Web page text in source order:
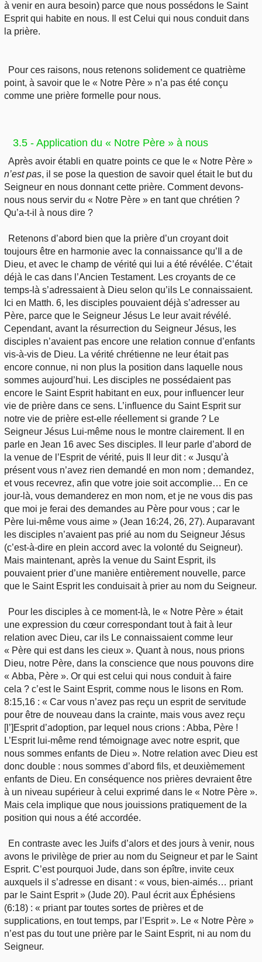
à venir en aura besoin) parce que nous possédons le Saint
Esprit qui habite en nous. Il est Celui qui nous conduit dans
la prière.
Pour ces raisons, nous retenons solidement ce quatrième
point, à savoir que le « Notre Père » n’a pas été conçu
comme une prière formelle pour nous.
3.5 - Application du « Notre Père » à nous
Après avoir établi en quatre points ce que le « Notre Père »
n’est pas, il se pose la question de savoir quel était le but du
Seigneur en nous donnant cette prière. Comment devons-
nous nous servir du « Notre Père » en tant que chrétien ?
Qu’a-t-il à nous dire ?
Retenons d’abord bien que la prière d’un croyant doit
toujours être en harmonie avec la connaissance qu’Il a de
Dieu, et avec le champ de vérité qui lui a été révélée. C’était
déjà le cas dans l’Ancien Testament. Les croyants de ce
temps-là s’adressaient à Dieu selon qu’ils Le connaissaient.
Ici en Matth. 6, les disciples pouvaient déjà s’adresser au
Père, parce que le Seigneur Jésus Le leur avait révélé.
Cependant, avant la résurrection du Seigneur Jésus, les
disciples n’avaient pas encore une relation connue d’enfants
vis-à-vis de Dieu. La vérité chrétienne ne leur était pas
encore connue, ni non plus la position dans laquelle nous
sommes aujourd’hui. Les disciples ne possédaient pas
encore le Saint Esprit habitant en eux, pour influencer leur
vie de prière dans ce sens. L’influence du Saint Esprit sur
notre vie de prière est-elle réellement si grande ? Le
Seigneur Jésus Lui-même nous le montre clairement. Il en
parle en Jean 16 avec Ses disciples. Il leur parle d’abord de
la venue de l’Esprit de vérité, puis Il leur dit : « Jusqu’à
présent vous n’avez rien demandé en mon nom ; demandez,
et vous recevrez, afin que votre joie soit accomplie… En ce
jour-là, vous demanderez en mon nom, et je ne vous dis pas
que moi je ferai des demandes au Père pour vous ; car le
Père lui-même vous aime » (Jean 16:24, 26, 27). Auparavant
les disciples n’avaient pas prié au nom du Seigneur Jésus
(c’est-à-dire en plein accord avec la volonté du Seigneur).
Mais maintenant, après la venue du Saint Esprit, ils
pouvaient prier d’une manière entièrement nouvelle, parce
que le Saint Esprit les conduisait à prier au nom du Seigneur.
Pour les disciples à ce moment-là, le « Notre Père » était
une expression du cœur correspondant tout à fait à leur
relation avec Dieu, car ils Le connaissaient comme leur
« Père qui est dans les cieux ». Quant à nous, nous prions
Dieu, notre Père, dans la conscience que nous pouvons dire
« Abba, Père ». Or qui est celui qui nous conduit à faire
cela ? c’est le Saint Esprit, comme nous le lisons en Rom.
8:15,16 : « Car vous n’avez pas reçu un esprit de servitude
pour être de nouveau dans la crainte, mais vous avez reçu
[l’]Esprit d’adoption, par lequel nous crions : Abba, Père !
L’Esprit lui-même rend témoignage avec notre esprit, que
nous sommes enfants de Dieu ». Notre relation avec Dieu est
donc double : nous sommes d’abord fils, et deuxièmement
enfants de Dieu. En conséquence nos prières devraient être
à un niveau supérieur à celui exprimé dans le « Notre Père ».
Mais cela implique que nous jouissions pratiquement de la
position qui nous a été accordée.
En contraste avec les Juifs d’alors et des jours à venir, nous
avons le privilège de prier au nom du Seigneur et par le Saint
Esprit. C’est pourquoi Jude, dans son épître, invite ceux
auxquels il s’adresse en disant : « vous, bien-aimés… priant
par le Saint Esprit » (Jude 20). Paul écrit aux Éphésiens
(6:18) : « priant par toutes sortes de prières et de
supplications, en tout temps, par l’Esprit ». Le « Notre Père »
n’est pas du tout une prière par le Saint Esprit, ni au nom du
Seigneur.